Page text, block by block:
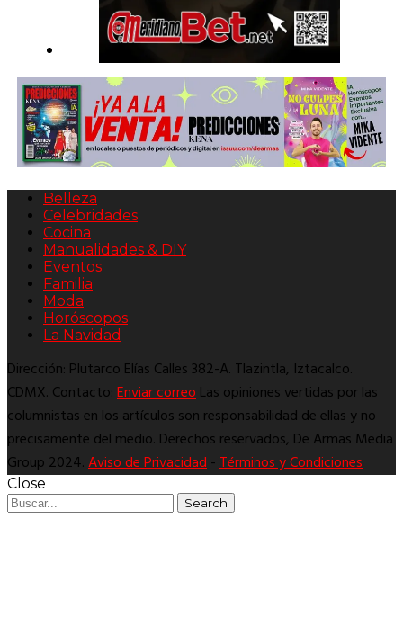
Belleza
Celebridades
Cocina
Manualidades & DIY
Eventos
Familia
Moda
Horóscopos
La Navidad
Dirección: Plutarco Elías Calles 382-A. Tlazintla, Iztacalco.
CDMX. Contacto:Enviar correoLas opiniones vertidas por las
columnistas en los artículos son responsabilidad de ellas y no
precisamente del medio. Derechos reservados, De Armas Media
Group 2024.Aviso de Privacidad-Términos y Condiciones
Close